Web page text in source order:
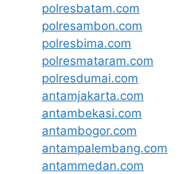
polresbatam.com
polresambon.com
polresbima.com
polresmataram.com
polresdumai.com
antamjakarta.com
antambekasi.com
antambogor.com
antampalembang.com
antammedan.com